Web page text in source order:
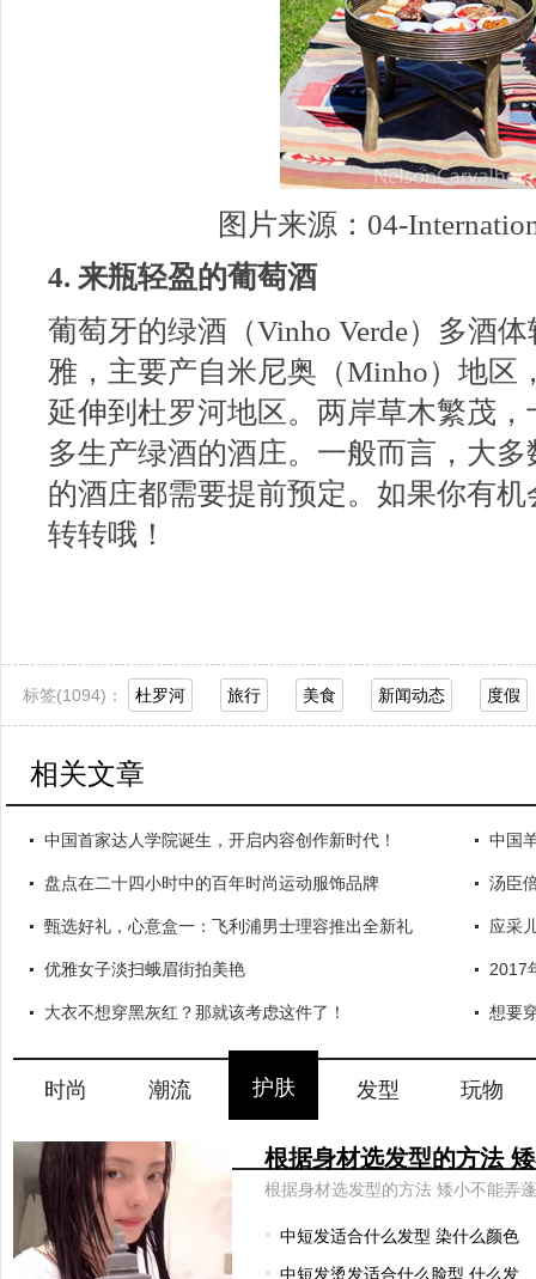
图片来源：04-
4. 来瓶轻盈的葡萄酒
葡萄牙的绿酒（Vinho Verde）多酒
雅，主要产自米尼奥（Minho）地区
延伸到杜罗河地区。两岸草木繁茂
多生产绿酒的酒庄。一般而言，大
的酒庄都需要提前预定。如果你有
转转哦！
标签(1094)： 杜罗河 旅行 美食 新闻动态 度假
相关文章
中国首家达人学院诞生，开启内容创作新时代！ 中国
盘点在二十四小时中的百年时尚运动服饰品牌 汤臣
甄选好礼，心意盒一：飞利浦男士理容推出全新礼 应采
优雅女子淡扫蛾眉街拍美艳 2017
大衣不想穿黑灰红？那就该考虑这件了！ 想要
时尚 潮流 护肤 发型 玩物
中短发适合什么发型 染什么颜色
中短发烫发适合什么脸型 什么发